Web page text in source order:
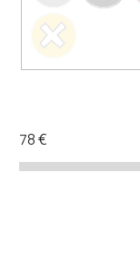
78 €